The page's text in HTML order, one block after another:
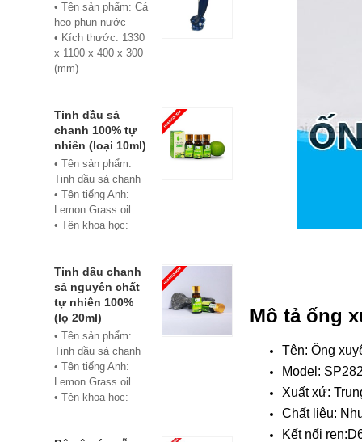
Mô tả ống
Tên: Ống
Model:
Xuất xứ:
Chất liệu:
Kết nối
• Tên sản phẩm: Cá
heo phun nước
• Kích thước: 1330
x 1100 x 400 x 300
(mm)
Composite
• Phân phối:
Hoabico
Tinh dầu sả
chanh 100% tự
nhiên (loại 10ml)
• Tên sản phẩm:
Tinh dầu sả chanh
• Tên tiếng Anh:
Lemon Grass oil
• Tên khoa học:
• Chủng loại: Thiết
bị xông hơi
• Thành phần chiết
xuất: lá
• Phương pháp
chiết xuất: Chưng
cất hơi nước
• Hình thức: Chất
lỏng
Tinh dầu chanh
sả nguyên chất
tự nhiên 100%
(lọ 20ml)
• Tên sản phẩm:
Tinh dầu sả chanh
• Tên tiếng Anh:
Lemon Grass oil
• Tên khoa học: